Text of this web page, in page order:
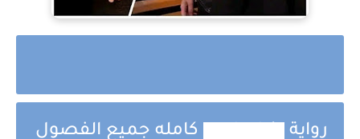
رواية
كامله جميع الفصول